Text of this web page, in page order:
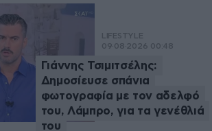
LIFESTYLE
09·08·2026 00:48
Γιάννης Τσιμιτσέλης:
Δημοσίευσε σπάνια
φωτογραφία με τον αδελφό
του, Λάμπρο, για τα γενέθλιά
του